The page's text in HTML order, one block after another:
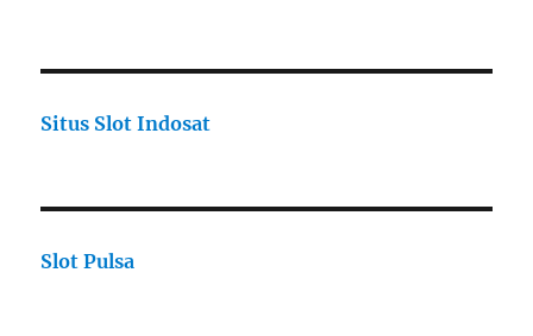
Situs Slot Indosat
Slot Pulsa